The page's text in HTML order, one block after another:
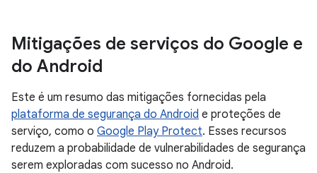
Mitigações de serviços do Google e
do Android
Este é um resumo das mitigações fornecidas pela
plataforma de segurança do Android e proteções de
serviço, como o Google Play Protect. Esses recursos
reduzem a probabilidade de vulnerabilidades de segurança
serem exploradas com sucesso no Android.